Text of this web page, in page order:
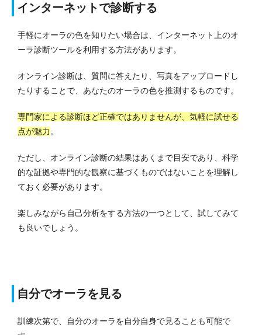
インターネットで診断する
手軽にオーラの色を知りたい場合は、インターネット上のオ
ーラ診断ツールを利用する方法があります。
オンライン診断は、質問に答えたり、写真をアップロードし
たりすることで、あなたのオーラの色を推測するものです。
専門家による診断ほど正確ではありませんが、気軽に試せる
点が魅力 。
ただし、オンライン診断の結果はあくまで目安であり、科学
的な証拠や専門的な観察に基づくものではないことを理解し
ておく必要があります。
楽しみながら自己分析をする方法の一つとして、試してみて
も良いでしょう。
自分でオーラを見る
訓練次第で、自分のオーラを自分自身で見ることも可能で